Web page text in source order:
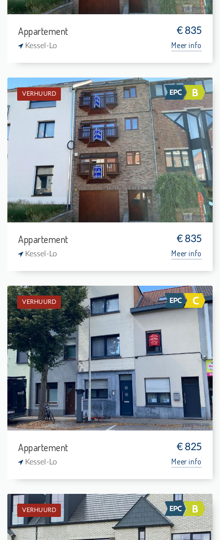
Appartement € 835
Kessel-Lo Meer info
VERHUURD
Verhuurd: Appartement
1
-
1
63 m²
Appartement € 835
Kessel-Lo Meer info
VERHUURD
Verhuurd: Gelijkvloers app.
-
-
-
Appartement € 825
Kessel-Lo Meer info
VERHUURD